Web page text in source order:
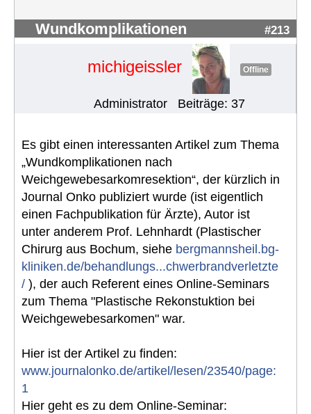
Wundkomplikationen #213
michigeissler Offline
Administrator Beiträge: 37
Es gibt einen interessanten Artikel zum Thema
„Wundkomplikationen nach
Weichgewebesarkomresektion“, der kürzlich in
Journal Onko publiziert wurde (ist eigentlich
einen Fachpublikation für Ärzte), Autor ist
unter anderem Prof. Lehnhardt (Plastischer
Chirurg aus Bochum, siehe bergmannsheil.bg-
kliniken.de/behandlungs...chwerbrandverletzte
/ ), der auch Referent eines Online-Seminars
zum Thema "Plastische Rekonstuktion bei
Weichgewebesarkomen" war.
Hier ist der Artikel zu finden:
www.journalonko.de/artikel/lesen/23540/page:
1
Hier geht es zu dem Online-Seminar: